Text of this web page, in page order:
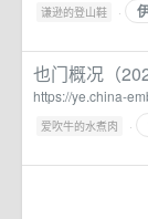
谦逊的登山鞋 ·
也门概况（
https://ye.china-
爱吹牛的水煮肉 ·